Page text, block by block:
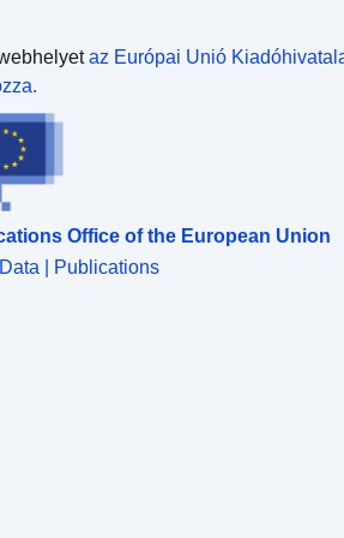
az Európai Unió
Office of the European Union
| Publications